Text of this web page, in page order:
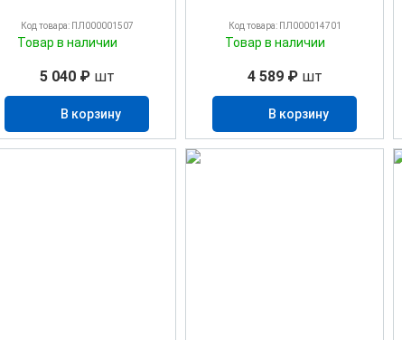
Код товара: ПЛ000001507
Товар в наличии
5 040 ₽шт
В корзину
Код товара: ПЛ000014701
Товар в наличии
4 589 ₽шт
В корзину